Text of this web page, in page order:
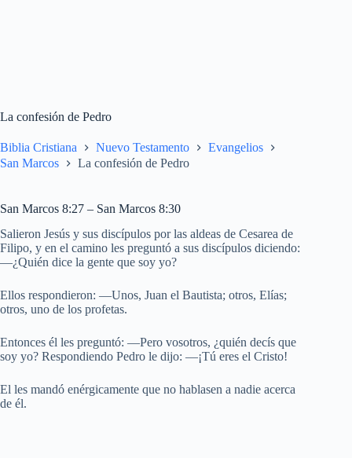
La confesión de Pedro
Biblia Cristiana Nuevo Testamento
Evangelios
San Marcos
La confesión de Pedro
San Marcos 8:27 – San Marcos 8:30
Salieron Jesús y sus discípulos por las aldeas de Cesarea de
Filipo, y en el camino les preguntó a sus discípulos diciendo:
—¿Quién dice la gente que soy yo?
Ellos respondieron: —Unos, Juan el Bautista; otros, Elías;
otros, uno de los profetas.
Entonces él les preguntó: —Pero vosotros, ¿quién decís que
soy yo? Respondiendo Pedro le dijo: —¡Tú eres el Cristo!
El les mandó enérgicamente que no hablasen a nadie acerca
de él.